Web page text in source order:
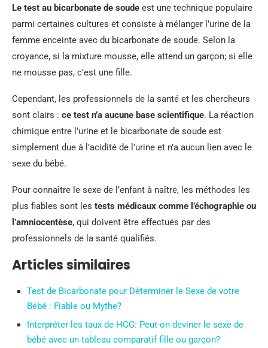
Le test au bicarbonate de soude est une technique populaire
parmi certaines cultures et consiste à mélanger l’urine de la
femme enceinte avec du bicarbonate de soude. Selon la
croyance, si la mixture mousse, elle attend un garçon; si elle
ne mousse pas, c’est une fille.
Cependant, les professionnels de la santé et les chercheurs
sont clairs : ce test n’a aucune base scientifique. La réaction
chimique entre l’urine et le bicarbonate de soude est
simplement due à l’acidité de l’urine et n’a aucun lien avec le
sexe du bébé.
Pour connaître le sexe de l’enfant à naître, les méthodes les
plus fiables sont les tests médicaux comme l’échographie ou
l’amniocentèse, qui doivent être effectués par des
professionnels de la santé qualifiés.
Articles similaires
Test de Bicarbonate pour Déterminer le Sexe de votre
Bébé : Fiable ou Mythe?
Interpréter les taux de HCG: Peut-on deviner le sexe de
bébé avec un tableau comparatif fille ou garçon?